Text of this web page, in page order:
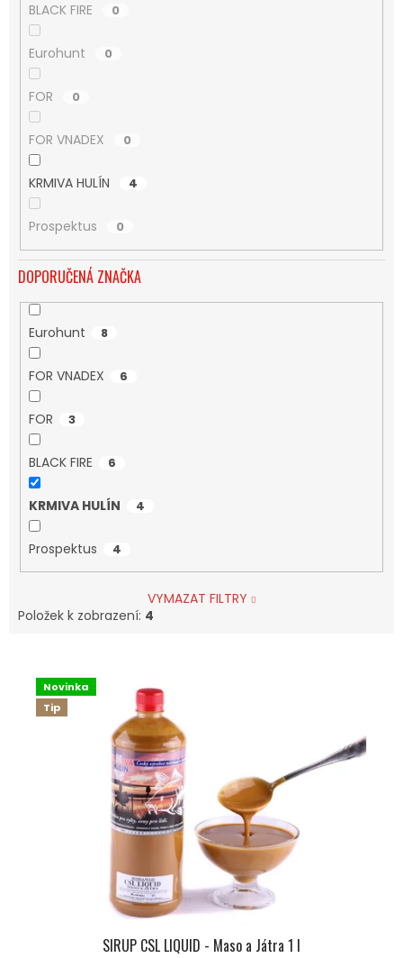
BLACK FIRE 0
Eurohunt 0
FOR 0
FOR VNADEX 0
KRMIVA HULÍN 4
Prospektus 0
DOPORUČENÁ ZNAČKA
Eurohunt 8
FOR VNADEX 6
FOR 3
BLACK FIRE 6
KRMIVA HULÍN 4
Prospektus 4
VYMAZAT FILTRY
Položek k zobrazení: 4
Novinka
Tip
SIRUP CSL LIQUID - Maso a Játra 1 l